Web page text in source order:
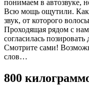
понимаем в автозвуке,
Всю мощь ощутили. Как
звук, от которого
Проходящая рядом с
согласилась
Смотрите сами!
слов…
800